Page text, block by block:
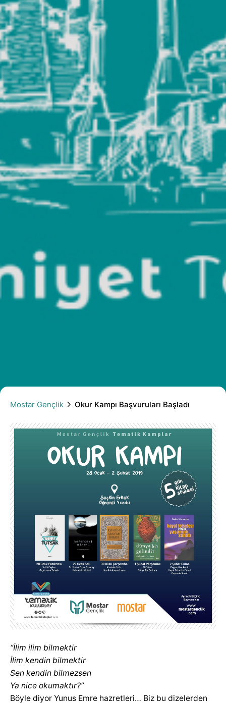
Mostar Gençlik Okur Kampı Başvuruları Başladı
“İlim ilim bilmektir
İlim kendin bilmektir
Sen kendin bilmezsen
Ya nice okumaktır?”
Böyle diyor Yunus Emre hazretleri… Biz bu dizelerden